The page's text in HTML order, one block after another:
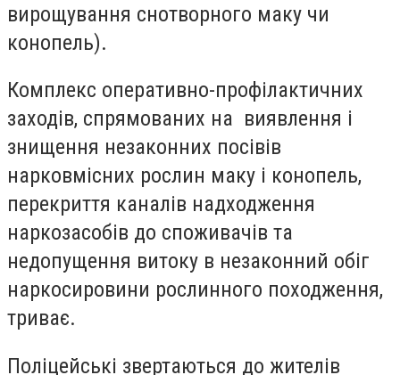
вирощування снотворного маку чи
конопель).
Комплекс оперативно-профілактичних
заходів, спрямованих на виявлення і
знищення незаконних посівів
нарковмісних рослин маку і конопель,
перекриття каналів надходження
наркозасобів до споживачів та
недопущення витоку в незаконний обіг
наркосировини рослинного походження,
триває.
Поліцейські звертаються до жителів